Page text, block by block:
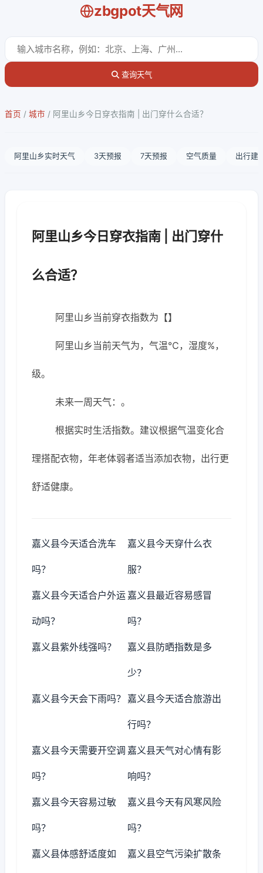
zbgpot天气网
查询天气
首页 / 城市 / 阿里山乡今日穿衣指南 | 出门穿什么合适？
阿里山乡实时天气 3天预报 7天预报 空气质量 出行建
阿里山乡今日穿衣指南 | 出门穿什
么合适？
阿里山乡当前穿衣指数为【】
阿里山乡当前天气为，气温℃，湿度%，
级。
未来一周天气：。
根据实时生活指数。建议根据气温变化合
理搭配衣物，年老体弱者适当添加衣物，出行更
舒适健康。
嘉义县今天适合洗车
吗？
嘉义县今天穿什么衣
服？
嘉义县今天适合户外运
动吗？
嘉义县最近容易感冒
吗？
嘉义县紫外线强吗？ 嘉义县防晒指数是多
少？
嘉义县今天会下雨吗？ 嘉义县今天适合旅游出
行吗？
嘉义县今天需要开空调
吗？
嘉义县天气对心情有影
响吗？
嘉义县今天容易过敏
吗？
嘉义县今天有风寒风险
吗？
嘉义县体感舒适度如 嘉义县空气污染扩散条